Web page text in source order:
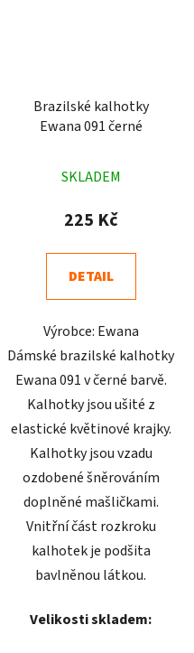
Brazilské kalhotky
Ewana 091 černé
hodnocení
produktu
4,8
z
hvězdiček.
SKLADEM
225 Kč
DETAIL
Výrobce: Ewana
Dámské brazilské kalhotky
Ewana 091 v černé barvě.
Kalhotky jsou ušité z
elastické květinové krajky.
Kalhotky jsou vzadu
ozdobené šněrováním
doplněné mašličkami.
Vnitřní část rozkroku
kalhotek je podšita
bavlněnou látkou.
Velikosti skladem: